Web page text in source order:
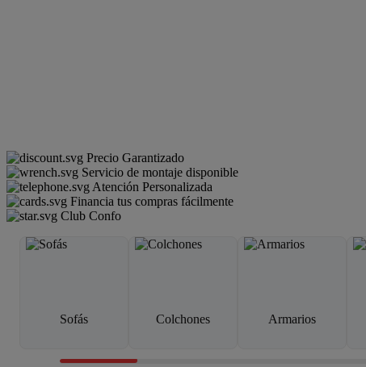
Precio Garantizado
Servicio de montaje disponible
Atención Personalizada
Financia tus compras fácilmente
Club Confo
Sofás Colchones Armarios